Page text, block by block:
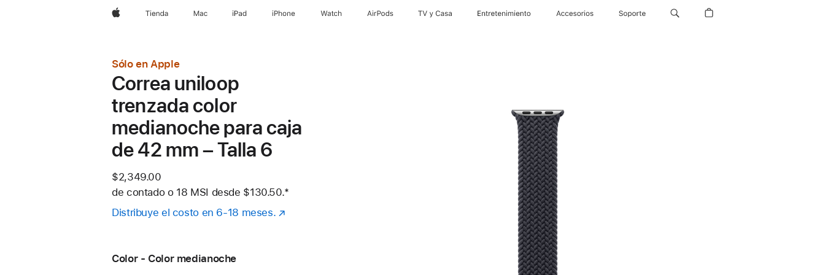
AppleTienda Mac iPad iPhone Watch AirPods TV & Casa Entretenimiento Accesorios Soporte
Sólo en Apple
Correa uniloop
trenzada color
medianoche para caja
de 42 mm – Talla 6
$2,349.00
de contado o 18 MSI desde $130.50.Nota al pie
*
Distribuye el costo en 6-18 meses.
Color - Color medianoche